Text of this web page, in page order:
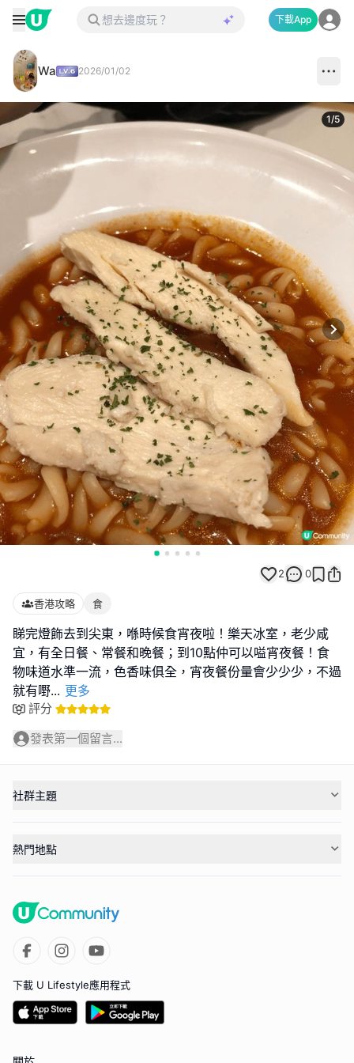
下載App
Wa 2026/01/02
1/5
2 0
香港攻略 食
睇完燈飾去到尖東，喺時候食宵夜啦！樂天冰室，老少咸
宜，有全日餐、常餐和晚餐；到10點仲可以嗌宵夜餐！食
物味道水準一流，色香味俱全，宵夜餐份量會少少少，不過
就有嘢... 更多
評分
發表第一個留言...
社群主題
熱門地點
下載 U Lifestyle應用程式